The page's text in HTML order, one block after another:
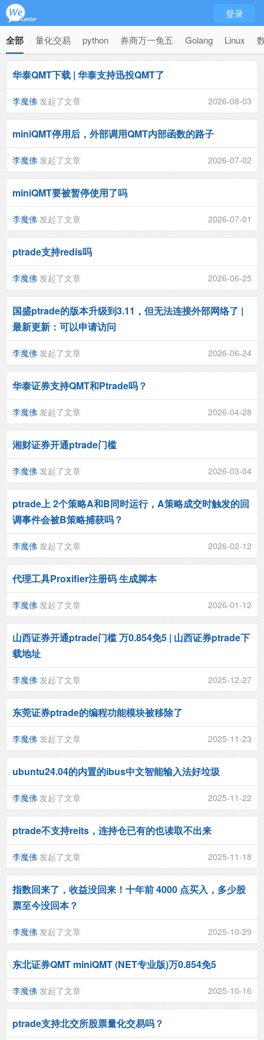
登录
全部 量化交易 python 券商万一免五 Golang Linux
华泰QMT下载 | 华泰支持迅投QMT了
李魔佛 发起了文章 2026-08-03
miniQMT停用后，外部调用QMT内部函数的路子
李魔佛 发起了文章 2026-07-02
miniQMT要被暂停使用了吗
李魔佛 发起了文章 2026-07-01
ptrade支持redis吗
李魔佛 发起了文章 2026-06-25
国盛ptrade的版本升级到3.11，但无法连接外部网络了 |
最新更新：可以申请访问
李魔佛 发起了文章 2026-06-24
华泰证券支持QMT和Ptrade吗？
李魔佛 发起了文章 2026-04-28
湘财证券开通ptrade门槛
李魔佛 发起了文章 2026-03-04
ptrade上 2个策略A和B同时运行，A策略成交时触发的回
调事件会被B策略捕获吗？
李魔佛 发起了文章 2026-02-12
代理工具Proxifier注册码 生成脚本
李魔佛 发起了文章 2026-01-12
山西证券开通ptrade门槛 万0.854免5 | 山西证券ptrade下
载地址
李魔佛 发起了文章 2025-12-27
东莞证券ptrade的编程功能模块被移除了
李魔佛 发起了文章 2025-11-23
ubuntu24.04的内置的ibus中文智能输入法好垃圾
李魔佛 发起了文章 2025-11-22
ptrade不支持reits，连持仓已有的也读取不出来
李魔佛 发起了文章 2025-11-18
指数回来了，收益没回来！十年前 4000 点买入，多少股
票至今没回本？
李魔佛 发起了文章 2025-10-29
东北证券QMT miniQMT (NET专业版)万0.854免5
李魔佛 发起了文章 2025-10-16
ptrade支持北交所股票量化交易吗？